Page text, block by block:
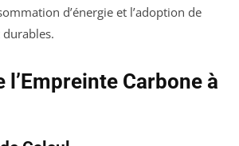
d’énergie et l’adoption de
l’Empreinte Carbone à